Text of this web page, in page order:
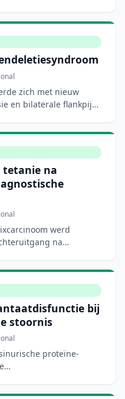
zich met nieuw
en bilaterale flankpijn.
tetanie na
werd
na
bij
stoornis
proteïne-